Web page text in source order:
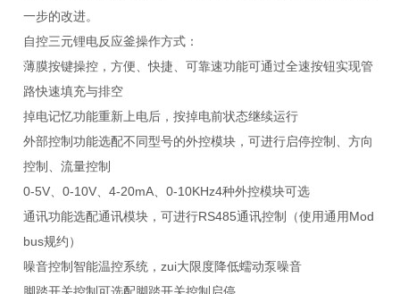
一步的改进。
自控三元锂电反应釜操作方式：
薄膜按键操控，方便、快捷、可靠速功能可通过全速按钮实现管
路快速填充与排空
掉电记忆功能重新上电后，按掉电前状态继续运行
外部控制功能选配不同型号的外控模块，可进行启停控制、方向
控制、流量控制
0-5V、0-10V、4-20mA、0-10KHz4种外控模块可选
通讯功能选配通讯模块，可进行RS485通讯控制（使用通用Mod
bus规约）
噪音控制智能温控系统，zui大限度降低蠕动泵噪音